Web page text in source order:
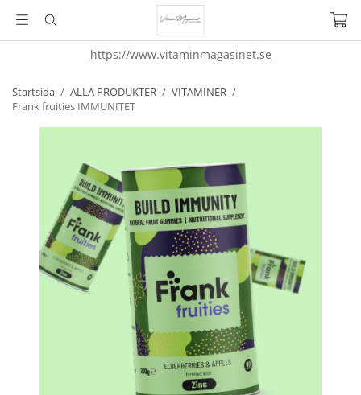
https://www.vitaminmagasinet.se
Startsida / ALLA PRODUKTER / VITAMINER /
Frank fruities IMMUNITET